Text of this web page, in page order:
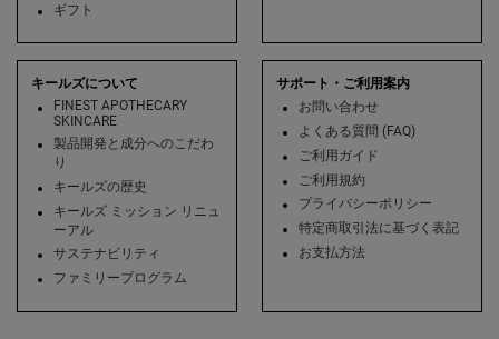
ギフト
キールズについて
FINEST APOTHECARY
SKINCARE
製品開発と成分へのこだわ
り
キールズの歴史
キールズ ミッション リニュ
ーアル
サステナビリティ
ファミリープログラム
サポート・ご利用案内
お問い合わせ
よくある質問 (FAQ)
ご利用ガイド
ご利用規約
プライバシーポリシー
特定商取引法に基づく表記
お支払方法